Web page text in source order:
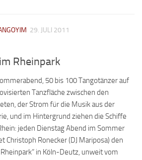
29. JULI 2011
Rheinpark
50 bis 100 Tangotänzer auf
Tanzfläche zwischen den
der Strom für die Musik aus der
und im Hintergrund ziehen die Schiffe
jeden Dienstag Abend im Sommer
Christoph Ronecker (DJ Mariposa) den
Rheinpark“ in Köln-Deutz, unweit vom